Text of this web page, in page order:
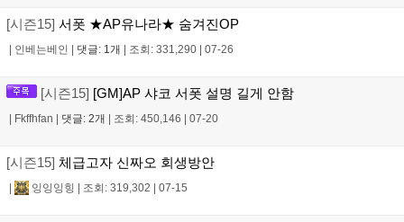
[시즌15] 서폿 ★AP유나라★ 숨겨진OP
| 인베는베인 | 댓글: 1개 | 조회: 331,290 | 07-26
[시즌15] [GM]AP 샤코 서폿 설명 길게 안함
| Fkffhfan | 댓글: 2개 | 조회: 450,146 | 07-20
[시즌15] 체급고자 신짜오 회생방안
| 잉잉잉힝 | 조회: 319,302 | 07-15